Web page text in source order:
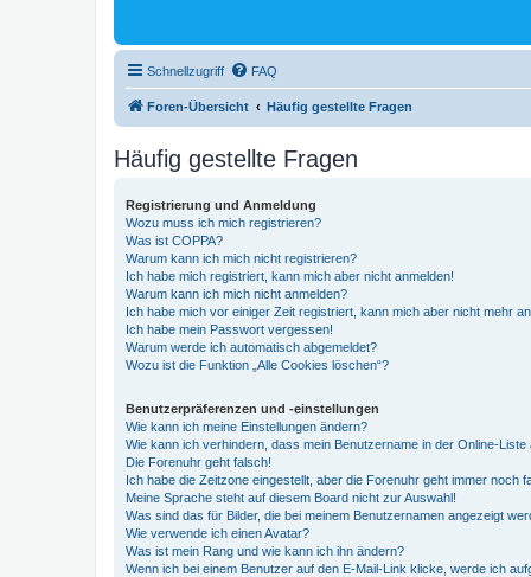
Schnellzugriff FAQ
Foren-Übersicht Häufig gestellte Fragen
Häufig gestellte Fragen
Registrierung und Anmeldung
Wozu muss ich mich registrieren?
Was ist COPPA?
Warum kann ich mich nicht registrieren?
Ich habe mich registriert, kann mich aber nicht anmelden!
Warum kann ich mich nicht anmelden?
Ich habe mich vor einiger Zeit registriert, kann mich aber nicht mehr
Ich habe mein Passwort vergessen!
Warum werde ich automatisch abgemeldet?
Wozu ist die Funktion „Alle Cookies löschen“?
Benutzerpräferenzen und -einstellungen
Wie kann ich meine Einstellungen ändern?
Wie kann ich verhindern, dass mein Benutzername in der Online-Liste
Die Forenuhr geht falsch!
Ich habe die Zeitzone eingestellt, aber die Forenuhr geht immer noch
Meine Sprache steht auf diesem Board nicht zur Auswahl!
Was sind das für Bilder, die bei meinem Benutzernamen angezeigt
Wie verwende ich einen Avatar?
Was ist mein Rang und wie kann ich ihn ändern?
Wenn ich bei einem Benutzer auf den E-Mail-Link klicke, werde ich